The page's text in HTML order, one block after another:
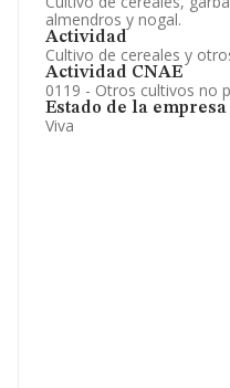
almendros y nogal.
Actividad
Cultivo de cereales y
Actividad CNAE
0119 - Otros cultivos no
Estado de la empresa
Viva